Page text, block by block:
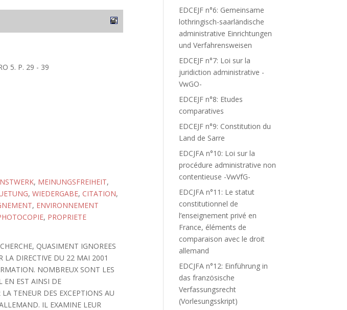
5. P. 29 - 39
, MEINUNGSFREIHEIT,
, WIEDERGABE, CITATION,
, ENVIRONNEMENT
, PROPRIETE
QUASIMENT IGNOREES
LA DIRECTIVE DU 22 MAI 2001
NOMBREUX SONT LES
EN EST AINSI DE
TENEUR DES EXCEPTIONS AU
IL EXAMINE LEUR
EDCEJF n°6: Gemeinsame
lothringisch-saarländische
administrative Einrichtungen
und Verfahrensweisen
EDCEJF n°7: Loi sur la
juridiction administrative -
VwGO-
EDCEJF n°8: Etudes
comparatives
EDCEJF n°9: Constitution du
Land de Sarre
EDCJFA n°10: Loi sur la
procédure administrative non
contentieuse -VwVfG-
EDCJFA n°11: Le statut
constitutionnel de
l’enseignement privé en
France, éléments de
comparaison avec le droit
allemand
EDCJFA n°12: Einführung in
das französische
Verfassungsrecht
(Vorlesungsskript)